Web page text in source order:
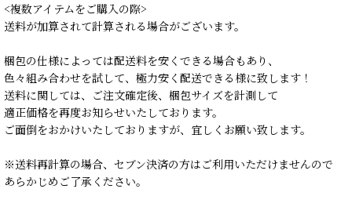
<複数アイテムをご購入の際>
送料が加算されて計算される場合がございます。
梱包の仕様によっては配送料を安くできる場合もあり、
色々組み合わせを試して、極力安く配送できる様に致します！
送料に関しては、ご注文確定後、梱包サイズを計測して
適正価格を再度お知らせいたしております。
ご面倒をおかけいたしておりますが、宜しくお願い致します。
※送料再計算の場合、セブン決済の方はご利用いただけませんので
あらかじめご了承ください。